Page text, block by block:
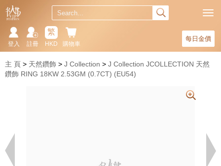
每日金價
購物車
繁
HKD
註冊
登入
主 頁 天然鑽飾 J Collection
J Collection JCOLLECTION 天然
鑽飾 RING 18KW 2.53GM (0.7CT) (EU54)